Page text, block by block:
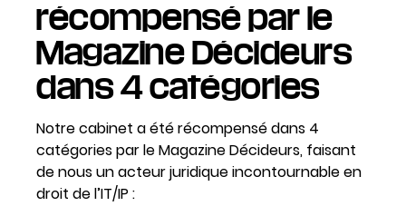
récompensé par le
Magazine Décideurs
dans 4 catégories
Notre cabinet a été récompensé dans 4
catégories par le Magazine Décideurs, faisant
de nous un acteur juridique incontournable en
droit de l’IT/IP :